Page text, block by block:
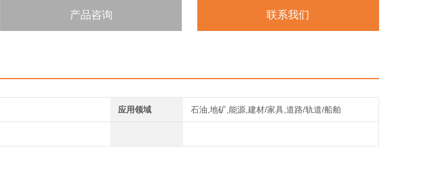
产品咨询 联系我们
应用领域 石油,地矿,能源,建材/家具,道路/轨道/船舶